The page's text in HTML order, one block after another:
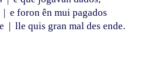
| e foron ên mui pagados
| lle quis gran mal des ende.